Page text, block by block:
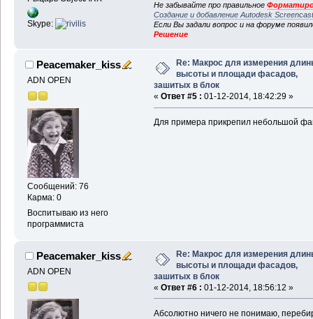
Skype:
Не забывайте про правильное
Создание и добавление Autodesk
Если Вы задали вопрос и на форуме
Решение
Peacemaker_kiss
ADN OPEN
Сообщений: 76
Карма: 0
Воспитываю из него
программиста
Re: Макрос для измерения
высоты и площади фасадов,
зашитых в блок
« Ответ #5 : 01-12-2014, 18:42:29 »
Для примера прикрепил небольшой
Peacemaker_kiss
ADN OPEN
Re: Макрос для измерения
высоты и площади фасадов,
зашитых в блок
« Ответ #6 : 01-12-2014, 18:56:12 »
Абсолютно ничего не понимаю,